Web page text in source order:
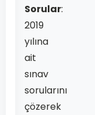
Sorular:
2019
yılına
ait
sınav
sorularını
çözerek